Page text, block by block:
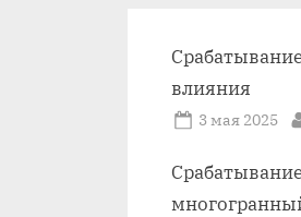
влияния
Posted
3 мая 2025